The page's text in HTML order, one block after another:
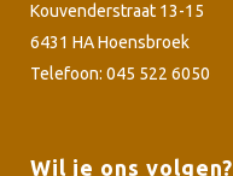
Kouvenderstraat 13-15
6431 HA Hoensbroek
Telefoon: 045 522 6050
Wil je ons volgen?